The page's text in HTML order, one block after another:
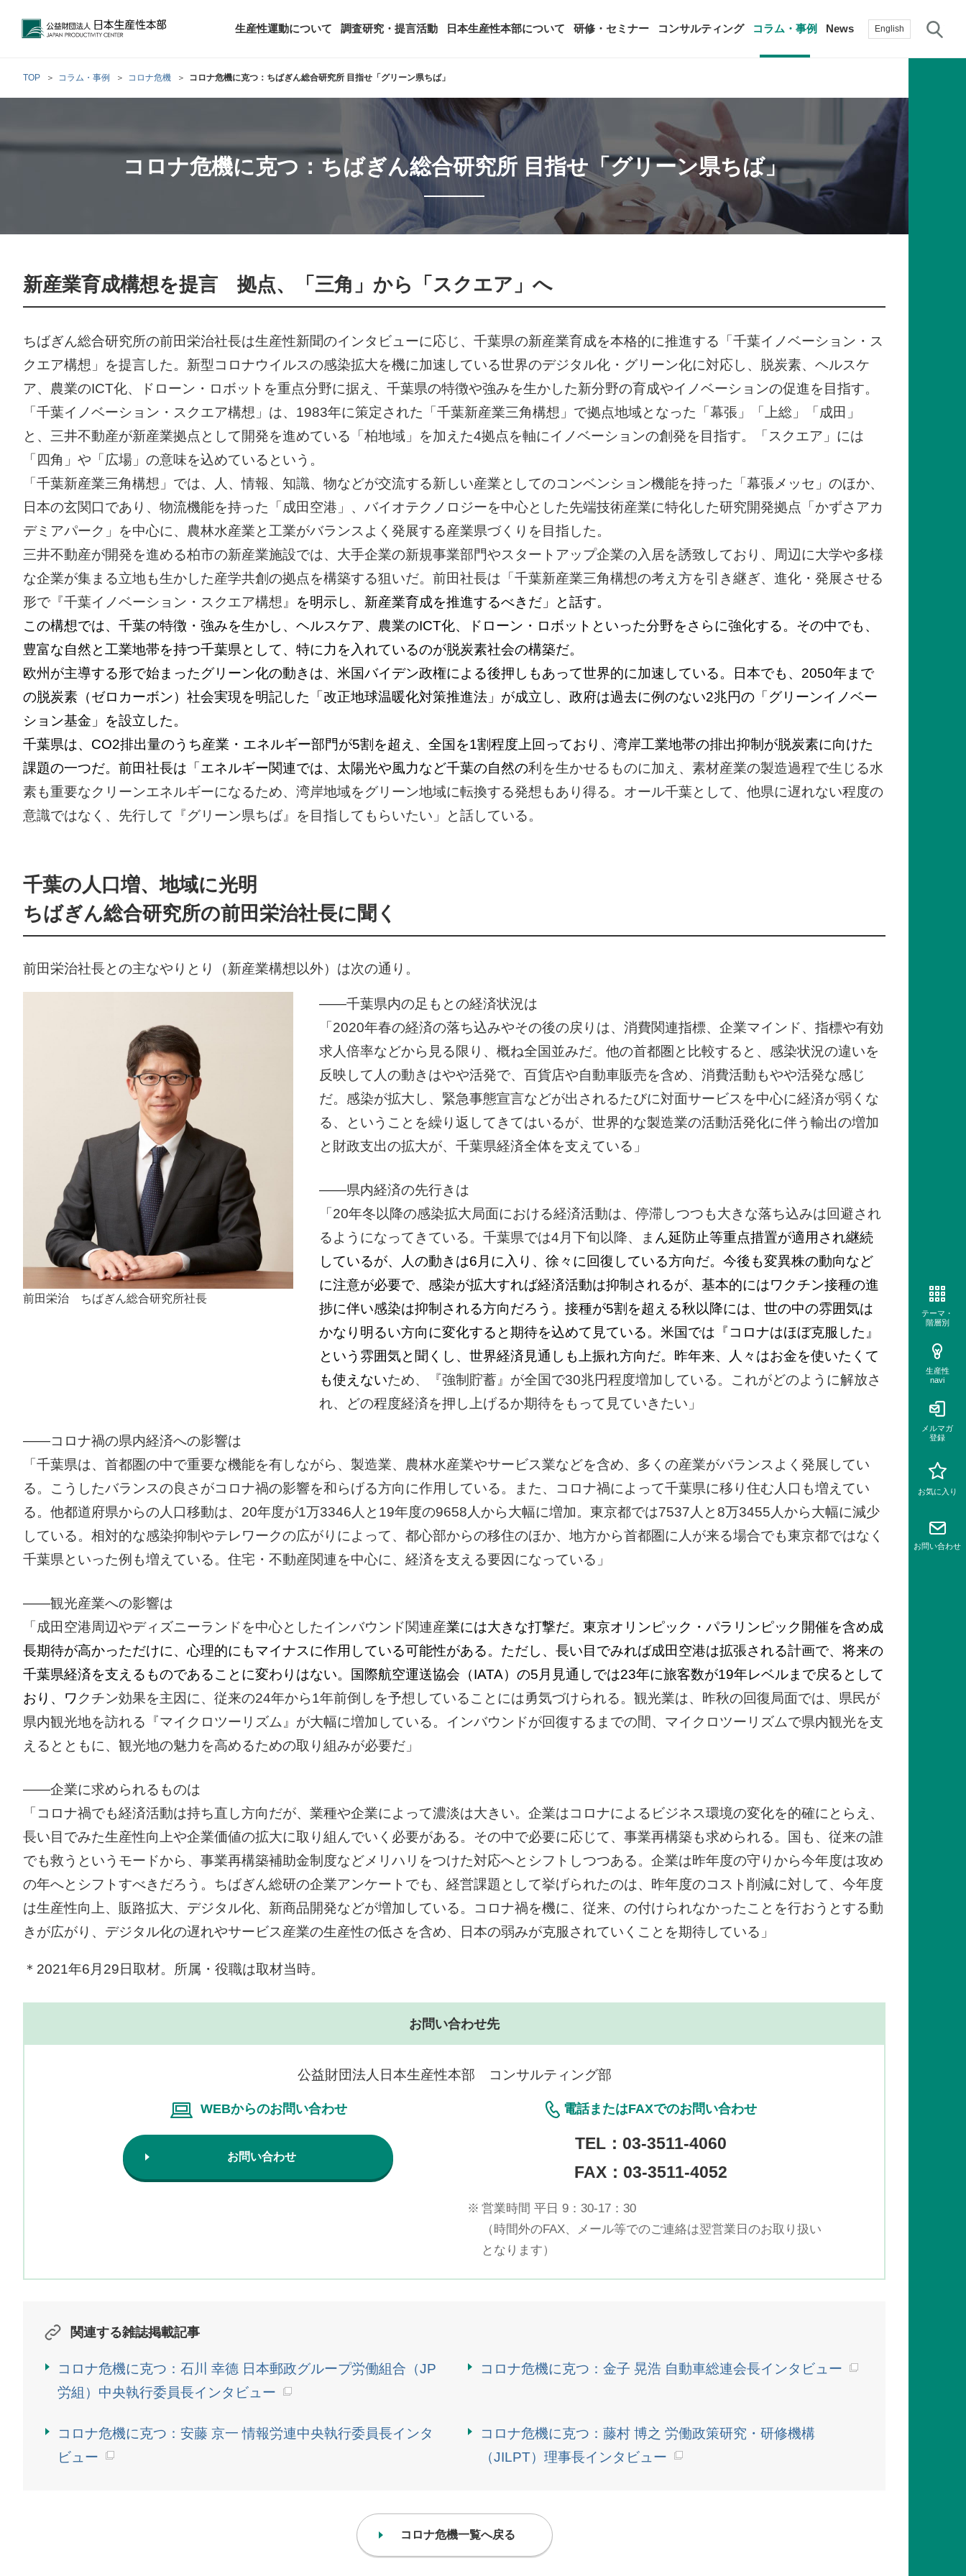
公益財団法人日本生産性本部 English
生産性運動について
調査研究・提言活動 日本生産性本部について 研修・セミナー コンサルティング コラム・事例 News
について
生産性とは
年頭会長所感
生産性シンポジウム
国際連携・国際交流活動
活動組織
過去の活動実績
生産性新聞
綱領・宣言集
生産性白書
調査研究・提言活動
最新の調査研究・提言活動
生産性に関する研究
働く人のメンタルヘルスに関する調査
顧客満足度調査（JCSI）
レジャー白書
雇用・賃金に関する調査研究・提言
自治体に関する調査研究・提言
その他の調査研究・提言
について
評議員・理事・監事一覧
定款および業務・財務に関する資料
SDGsへの取り組み
日本生産性本部とは
全国の生産性機関
賛助会員
採用情報
書籍
手帳
研修・セミナー
階層別研修
テーマ別研修
来月の研修・セミナー
アーカイブ研修・セミナー
オーダーメイド研修（企業内研修）
主な研修会場地図
コンサルティング 経営コンサルタント養成事業
コンサルタント紹介
経営コンサルタント候補について
TOP コラム・事例 コロナ危機 コロナ危機に克つ：ちばぎん総合研究所 目指せ「グリーン県ちば」
コロナ危機に克つ：ちばぎん総合研究所 目指せ「グリーン県ちば」
新産業育成構想を提言 拠点、「三角」から「スクエア」へ
ちばぎん総合研究所の前田栄治社長は生産性新聞のインタビューに応じ、千葉県の新産業育成を本格的に推進する「千葉イノベーション・ス
クエア構想」を提言した。新型コロナウイルスの感染拡大を機に加速している世界のデジタル化・グリーン化に対応し、脱炭素、ヘルスケ
ア、農業のICT化、ドローン・ロボットを重点分野に据え、千葉県の特徴や強みを生かした新分野の育成やイノベーションの促進を目指す。
「千葉イノベーション・スクエア構想」は、1983年に策定された「千葉新産業三角構想」で拠点地域となった「幕張」「上総」「成田」
と、三井不動産が新産業拠点として開発を進めている「柏地域」を加えた4拠点を軸にイノベーションの創発を目指す。「スクエア」には
「四角」や「広場」の意味を込めているという。
「千葉新産業三角構想」では、人、情報、知識、物などが交流する新しい産業としてのコンベンション機能を持った「幕張メッセ」のほか、
日本の玄関口であり、物流機能を持った「成田空港」、バイオテクノロジーを中心とした先端技術産業に特化した研究開発拠点「かずさアカ
デミアパーク」を中心に、農林水産業と工業がバランスよく発展する産業県づくりを目指した。
三井不動産が開発を進める柏市の新産業施設では、大手企業の新規事業部門やスタートアップ企業の入居を誘致しており、周辺に大学や多様
な企業が集まる立地も生かした産学共創の拠点を構築する狙いだ。前田社長は「千葉新産業三角構想の考え方を引き継ぎ、進化・発展させる
形で『千葉イノベーション・スクエア構想』 を明示し、新産業育成を推進するべきだ」と話す。
この構想では、千葉の特徴・強みを生かし、ヘルスケア、農業のICT化、ドローン・ロボットといった分野をさらに強化する。その中でも、
豊富な自然と工業地帯を持つ千葉県として、特に力を入れているのが脱炭素社会の構築だ。
欧州が主導する形で始まったグリーン化の動きは、米国バイデン政権による後押しもあって世界的に加速している。日本でも、2050年まで
の脱炭素（ゼロカーボン）社会実現を明記した「改正地球温暖化対策推進法」が成立し、政府は過去に例のない2兆円の「グリーンイノベー
ション基金」を設立した。
千葉県は、CO2排出量のうち産業・エネルギー部門が5割を超え、全国を1割程度上回っており、湾岸工業地帯の排出抑制が脱炭素に向けた
課題の一つだ。前田社長は「エネルギー関連では、太陽光や風力など千葉の自然の利を生かせるものに加え、素材産業の製造過程で生じる水
素も重要なクリーンエネルギーになるため、湾岸地域をグリーン地域に転換する発想もあり得る。オール千葉として、他県に遅れない程度の
意識ではなく、先行して『グリーン県ちば』を目指してもらいたい」と話している。
千葉の人口増、地域に光明
ちばぎん総合研究所の前田栄治社長に聞く
前田栄治社長との主なやりとり（新産業構想以外）は次の通り。
前田栄治 ちばぎん総合研究所社長
――千葉県内の足もとの経済状況は
「2020年春の経済の落ち込みやその後の戻りは、消費関連指標、企業マインド、指標や有効
求人倍率などから見る限り、概ね全国並みだ。他の首都圏と比較すると、感染状況の違いを
反映して人の動きはやや活発で、百貨店や自動車販売を含め、消費活動もやや活発な感じ
だ。感染が拡大し、緊急事態宣言などが出されるたびに対面サービスを中心に経済が弱くな
る、ということを繰り返してきてはいるが、世界的な製造業の活動活発化に伴う輸出の増加
と財政支出の拡大が、千葉県経済全体を支えている」
――県内経済の先行きは
「20年冬以降の感染拡大局面における経済活動は、停滞しつつも大きな落ち込みは回避され
るようになってきている。千葉県では4月下旬以降、ま ん延防止等重点措置が適用され継続
しているが、人の動きは6月に入り、徐々に回復している方向だ。今後も変異株の動向など
に注意が必要で、感染が拡大すれば経済活動は抑制されるが、基本的にはワクチン接種の進
捗に伴い感染は抑制される方向だろう。接種が5割を超える秋以降には、世の中の雰囲気は
かなり明るい方向に変化すると期待を込めて見ている。米国では『コロナはほぼ克服した』
という雰囲気と聞くし、世界経済見通しも上振れ方向だ。昨年来、人々はお金を使いたくて
も使えないため、『強制貯蓄』が全国で30兆円程度増加している。これがどのように解放さ
れ、どの程度経済を押し上げるか期待をもって見ていきたい」
――コロナ禍の県内経済への影響は
「千葉県は、首都圏の中で重要な機能を有しながら、製造業、農林水産業やサービス業などを含め、多くの産業がバランスよく発展してい
る。こうしたバランスの良さがコロナ禍の影響を和らげる方向に作用している。また、コロナ禍によって千葉県に移り住む人口も増えてい
る。他都道府県からの人口移動は、20年度が1万3346人と19年度の9658人から大幅に増加。東京都では7537人と8万3455人から大幅に減少
している。相対的な感染抑制やテレワークの広がりによって、都心部からの移住のほか、地方から首都圏に人が来る場合でも東京都ではなく
千葉県といった例も増えている。住宅・不動産関連を中心に、経済を支える要因になっている」
――観光産業への影響は
「成田空港周辺やディズニーランドを中心としたインバウンド関連産業には大きな打撃だ。東京オリンピック・パラリンピック開催を含め成
長期待が高かっただけに、心理的にもマイナスに作用している可能性がある。ただし、長い目でみれば成田空港は拡張される計画で、将来の
千葉県経済を支えるものであることに変わりはない。国際航空運送協会（IATA）の5月見通しでは23年に旅客数が19年レベルまで戻るとして
おり、ワクチン効果を主因に、従来の24年から1年前倒しを予想していることには勇気づけられる。観光業は、昨秋の回復局面では、県民が
県内観光地を訪れる『マイクロツーリズム』が大幅に増加している。インバウンドが回復するまでの間、マイクロツーリズムで県内観光を支
えるとともに、観光地の魅力を高めるための取り組みが必要だ」
――企業に求められるものは
「コロナ禍でも経済活動は持ち直し方向だが、業種や企業によって濃淡は大きい。企業はコロナによるビジネス環境の変化を的確にとらえ、
長い目でみた生産性向上や企業価値の拡大に取り組んでいく必要がある。その中で必要に応じて、事業再構築も求められる。国も、従来の誰
でも救うというモードから、事業再構築補助金制度などメリハリをつけた対応へとシフトしつつある。企業は昨年度の守りから今年度は攻め
の年へとシフトすべきだろう。ちばぎん総研の企業アンケートでも、経営課題として挙げられたのは、昨年度のコスト削減に対して、今年度
は生産性向上、販路拡大、デジタル化、新商品開発などが増加している。コロナ禍を機に、従来、の付けられなかったことを行おうとする動
きが広がり、デジタル化の遅れやサービス産業の生産性の低さを含め、日本の弱みが克服されていくことを期待している」
＊2021年6月29日取材。所属・役職は取材当時。
お問い合わせ先
公益財団法人日本生産性本部 コンサルティング部
WEBからのお問い合わせ
お問い合わせ
電話またはFAXでのお問い合わせ
TEL： 03-3511-4060
FAX：03-3511-4052
※ 営業時間 平日 9：30-17：30
（時間外のFAX、メール等でのご連絡は翌営業日のお取り扱い
となります）
関連する雑誌掲載記事
コロナ危機に克つ：石川 幸德 日本郵政グループ労働組合（JP
労組）中央執行委員長インタビュー
コロナ危機に克つ：金子 晃浩 自動車総連会長インタビュー
コロナ危機に克つ：安藤 京一 情報労連中央執行委員長インタ
ビュー
コロナ危機に克つ：藤村 博之 労働政策研究・研修機構
（JILPT）理事長インタビュー
コロナ危機一覧へ戻る
テーマ・
階層別
生産性
navi
メルマガ
登録
お気に入り
お問い合わせ